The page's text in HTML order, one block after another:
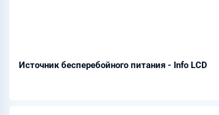
Источник бесперебойного питания - Info LCD